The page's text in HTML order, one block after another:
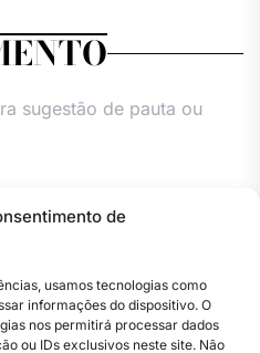
de
usamos tecnologias como
informações do dispositivo. O
nos permitirá processar dados
ou IDs exclusivos neste site. Não
sugestão de pauta ou